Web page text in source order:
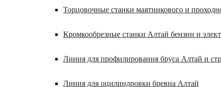
Торцовочные станки маятникового и
Кромкообрезные станки Алтай бензин и
Линия для профилирования бруса Алтай и
Линия для оцилиндровки бревна Алтай